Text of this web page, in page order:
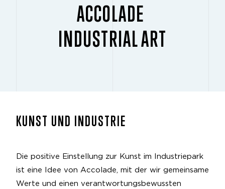
ACCOLADE
INDUSTRIAL ART
KUNST UND INDUSTRIE
Die positive Einstellung zur Kunst im Industriepark
ist eine Idee von Accolade, mit der wir gemeinsame
Werte und einen verantwortungsbewussten